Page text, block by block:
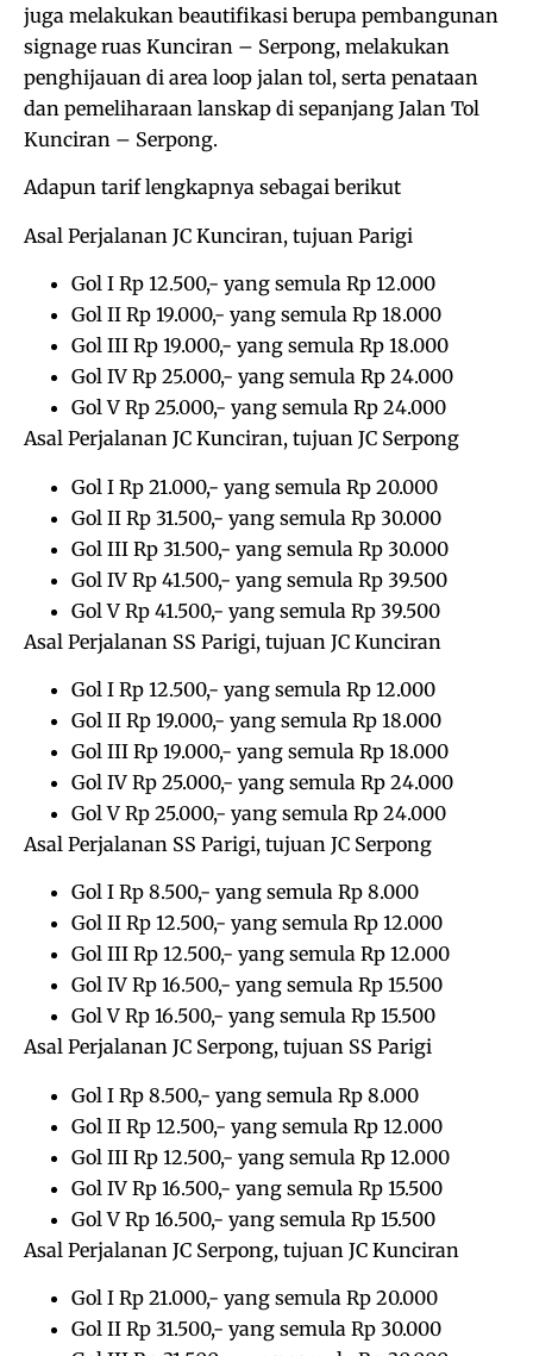
juga melakukan beautifikasi berupa pembangunan
signage ruas Kunciran – Serpong, melakukan
penghijauan di area loop jalan tol, serta penataan
dan pemeliharaan lanskap di sepanjang Jalan Tol
Kunciran – Serpong.
Adapun tarif lengkapnya sebagai berikut
Asal Perjalanan JC Kunciran, tujuan Parigi
Gol I Rp 12.500,- yang semula Rp 12.000
Gol II Rp 19.000,- yang semula Rp 18.000
Gol III Rp 19.000,- yang semula Rp 18.000
Gol IV Rp 25.000,- yang semula Rp 24.000
Gol V Rp 25.000,- yang semula Rp 24.000
Asal Perjalanan JC Kunciran, tujuan JC Serpong
Gol I Rp 21.000,- yang semula Rp 20.000
Gol II Rp 31.500,- yang semula Rp 30.000
Gol III Rp 31.500,- yang semula Rp 30.000
Gol IV Rp 41.500,- yang semula Rp 39.500
Gol V Rp 41.500,- yang semula Rp 39.500
Asal Perjalanan SS Parigi, tujuan JC Kunciran
Gol I Rp 12.500,- yang semula Rp 12.000
Gol II Rp 19.000,- yang semula Rp 18.000
Gol III Rp 19.000,- yang semula Rp 18.000
Gol IV Rp 25.000,- yang semula Rp 24.000
Gol V Rp 25.000,- yang semula Rp 24.000
Asal Perjalanan SS Parigi, tujuan JC Serpong
Gol I Rp 8.500,- yang semula Rp 8.000
Gol II Rp 12.500,- yang semula Rp 12.000
Gol III Rp 12.500,- yang semula Rp 12.000
Gol IV Rp 16.500,- yang semula Rp 15.500
Gol V Rp 16.500,- yang semula Rp 15.500
Asal Perjalanan JC Serpong, tujuan SS Parigi
Gol I Rp 8.500,- yang semula Rp 8.000
Gol II Rp 12.500,- yang semula Rp 12.000
Gol III Rp 12.500,- yang semula Rp 12.000
Gol IV Rp 16.500,- yang semula Rp 15.500
Gol V Rp 16.500,- yang semula Rp 15.500
Asal Perjalanan JC Serpong, tujuan JC Kunciran
Gol I Rp 21.000,- yang semula Rp 20.000
Gol II Rp 31.500,- yang semula Rp 30.000